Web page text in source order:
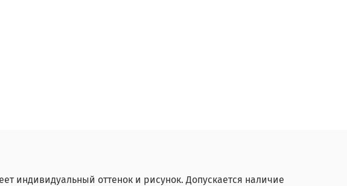
индивидуальный оттенок и рисунок. Допускается наличие